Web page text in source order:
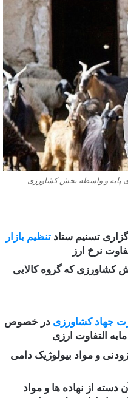
پایه و واسطه بخش کشاورزی
تسنیم ستاد تنظیم بازار
نرخ ارز
کشاورزی که گروه کالایی
جهاد کشاورزی در خصوص
التفاوت ارزی
و مواد بیولوژیک دامی
از نهاده ها و مواد